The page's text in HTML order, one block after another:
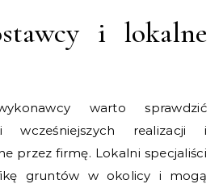
i lokalne
warto sprawdzić
wcześniejszych realizacji i
przez firmę. Lokalni specjaliści
gruntów w okolicy i mogą